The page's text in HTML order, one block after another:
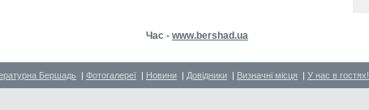
Час - www.bershad.ua
Бершадь | Фотогалереї | Новини | Довідники | Визначні місця | У нас в гостях!